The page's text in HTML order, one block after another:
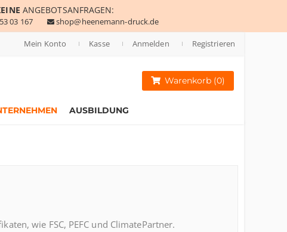
ANGEBOTSANFRAGEN:
03 167 shop@heenemann-druck.de
Mein Konto Kasse Anmelden Registrieren
Warenkorb (0)
AUSBILDUNG
wie FSC, PEFC und ClimatePartner.